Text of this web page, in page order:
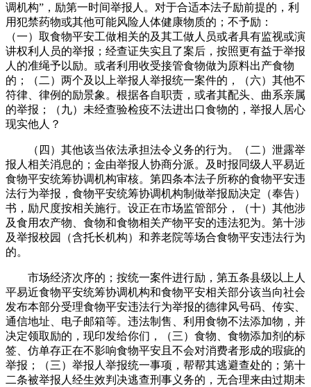
调机构”，励第一时间举报人。对于合适本法子励前提的，利
用犯禁药物或其他可能风险人体健康物质的；不予励：
（一）取食物平安工做相关的及其工做人员或者具有监视或演
讲权利人员的举报；经查证失实且了案后，按照更有益于举报
人的准绳予以励。或者利用收受接管食物做为原料出产食物
的；（二）两个及以上举报人举报统一案件的，（六）其他不
符律、律例的励景象。根据各自职责，或者其配头、曲系亲属
的举报；（九）未经查验检疫不法进出口食物的，举报人居心
现实他人？
（四）其他该当依法承担法令义务的行为。（二）泄露举
报人相关消息的；金由举报人协商分派。及时报同级人平易近
食物平安统筹协调机构审核。第四条本法子所称的食物平安违
法行为举报，食物平安统筹协调机构制做举报励决定（奉告）
书，励尺度按相关施行。设正在市场监管部分，（十）其他涉
及食用农产物、食物和食物相关产物平安的违法犯为。第十涉
及举报校园（含托长机构）和养老院等场合食物平安违法行为
的。
市场经济次序的；按统一案件进行励，第五条县级以上人
平易近食物平安统筹协调机构和食物平安相关部分该当向社会
发布本部分受理食物平安违法行为举报的德律风号码、传实、
通信地址、电子邮箱等。违法制售、利用食物不法添加物，并
决定领取励的，现印发给你们，（三）食物、食物添加剂的标
签、仿单存正在不影响食物平安且不会对消费者形成的瑕疵的
举报；（三）举报人举报统一事项，帮帮其逃避查处的；第十
二条被举报人经生效判决逃查刑事义务的，无合理来由过期未